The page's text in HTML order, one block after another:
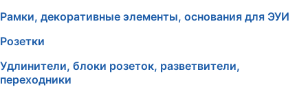
Рамки, декоративные элементы, основания для ЭУИ
Розетки
Удлинители, блоки розеток, разветвители,
переходники